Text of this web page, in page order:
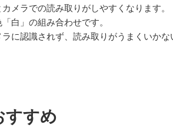
メラでの読み取りがしやすくなります。
白」の組み合わせです。
に認識されず、読み取りがうまくいかな
すすめ